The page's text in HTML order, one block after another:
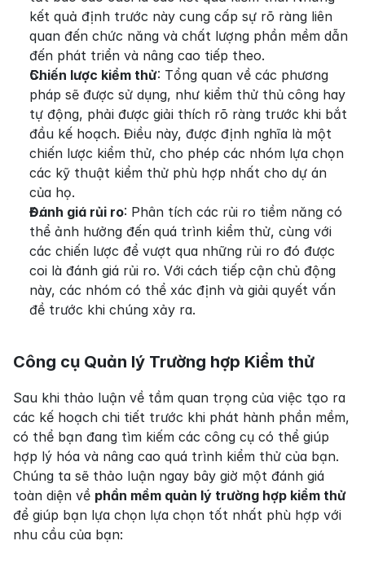
kết quả định trước này cung cấp sự rõ ràng liên
quan đến chức năng và chất lượng phần mềm dẫn
đến phát triển và nâng cao tiếp theo.
Chiến lược kiểm thử: Tổng quan về các phương
pháp sẽ được sử dụng, như kiểm thử thủ công hay
tự động, phải được giải thích rõ ràng trước khi bắt
đầu kế hoạch. Điều này, được định nghĩa là một
chiến lược kiểm thử, cho phép các nhóm lựa chọn
các kỹ thuật kiểm thử phù hợp nhất cho dự án
của họ.
Đánh giá rủi ro: Phân tích các rủi ro tiềm năng có
thể ảnh hưởng đến quá trình kiểm thử, cùng với
các chiến lược để vượt qua những rủi ro đó được
coi là đánh giá rủi ro. Với cách tiếp cận chủ động
này, các nhóm có thể xác định và giải quyết vấn
đề trước khi chúng xảy ra.
Công cụ Quản lý Trường hợp Kiểm thử
Sau khi thảo luận về tầm quan trọng của việc tạo ra
các kế hoạch chi tiết trước khi phát hành phần mềm,
có thể bạn đang tìm kiếm các công cụ có thể giúp
hợp lý hóa và nâng cao quá trình kiểm thử của bạn.
Chúng ta sẽ thảo luận ngay bây giờ một đánh giá
toàn diện về phần mềm quản lý trường hợp kiểm thử
để giúp bạn lựa chọn lựa chọn tốt nhất phù hợp với
nhu cầu của bạn: